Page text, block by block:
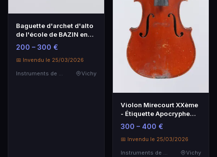
Baguette d'archet d'alto
de l'école de BAZIN en
bois d'amourette
200 – 300 €
📅 Invendu le 25/03/2026
Instruments de Musique
Vichy
Violon Mirecourt XXème
- Étiquette Apocryphe
Berthol
300 – 400 €
📅 Invendu le 25/03/2026
Instruments de Musique
Vichy